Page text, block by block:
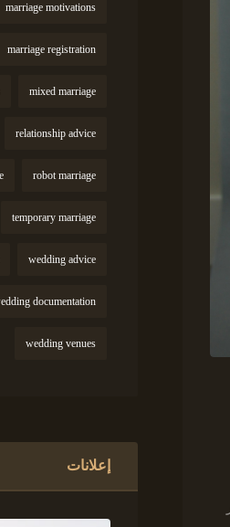
marriage motivations
marriage registration
mixed marriage
relationship advice
robot marriage
temporary marriage
wedding advice
documentation
wedding venues
إعلانات